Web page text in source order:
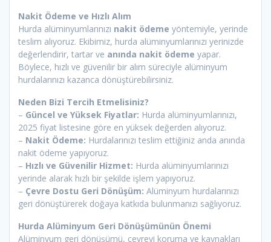
Nakit Ödeme ve Hızlı Alım
Hurda alüminyumlarınızı nakit ödeme yöntemiyle, yerinde
teslim alıyoruz. Ekibimiz, hurda alüminyumlarınızı yerinizde
değerlendirir, tartar ve anında nakit ödeme yapar.
Böylece, hızlı ve güvenilir bir alım süreciyle alüminyum
hurdalarınızı kazanca dönüştürebilirsiniz.
Neden Bizi Tercih Etmelisiniz?
– Güncel ve Yüksek Fiyatlar: Hurda alüminyumlarınızı,
2025 fiyat listesine göre en yüksek değerden alıyoruz.
– Nakit Ödeme: Hurdalarınızı teslim ettiğiniz anda anında
nakit ödeme yapıyoruz.
– Hızlı ve Güvenilir Hizmet: Hurda alüminyumlarınızı
yerinde alarak hızlı bir şekilde işlem yapıyoruz.
– Çevre Dostu Geri Dönüşüm: Alüminyum hurdalarınızı
geri dönüştürerek doğaya katkıda bulunmanızı sağlıyoruz.
Hurda Alüminyum Geri Dönüşümünün Önemi
Alüminyum geri dönüşümü, çevreyi koruma ve kaynakları